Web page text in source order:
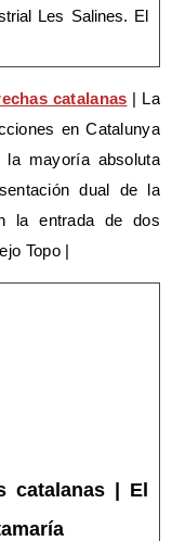
Les Salines. El
catalanas | La
en Catalunya
mayoría absoluta
dual de la
la entrada de dos
Topo |
catalanas | El